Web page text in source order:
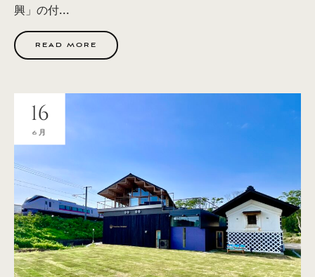
興」の付...
READ MORE
16
6月